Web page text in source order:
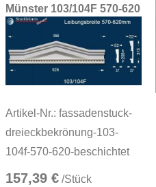
Münster 103/104F 570-620
Artikel-Nr.: fassadenstuck-
dreieckbekrönung-103-
104f-570-620-beschichtet
157,39 € /Stück